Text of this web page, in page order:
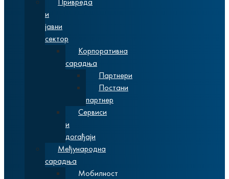
и
јавни
сектор
Корпоративна
сарадња
Партнери
Постани
партнер
Сервиси
и
догађаји
Међународна
сарадња
Мобилност